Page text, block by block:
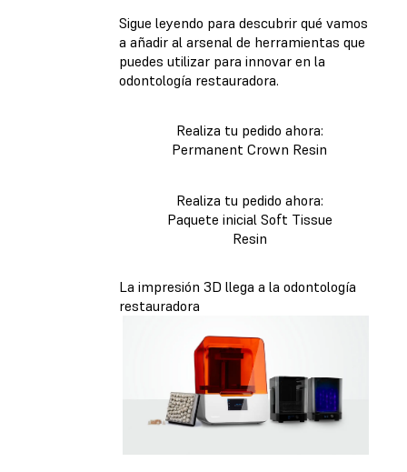
Sigue leyendo para descubrir qué vamos
a añadir al arsenal de herramientas que
puedes utilizar para innovar en la
odontología restauradora.
Realiza tu pedido ahora:
Permanent Crown Resin
Realiza tu pedido ahora:
Paquete inicial Soft Tissue
Resin
La impresión 3D llega a la odontología
restauradora